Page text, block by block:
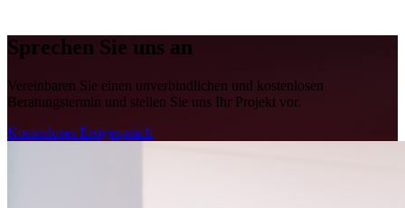
Sprechen Sie uns an
Vereinbaren Sie einen unverbindlichen und kostenlosen
Beratungstermin und stellen Sie uns Ihr Projekt vor.
Kostenloses Erstgespräch